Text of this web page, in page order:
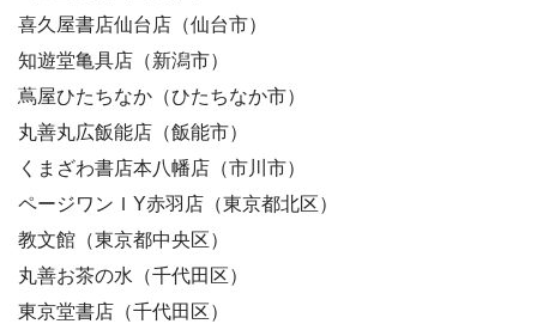
喜久屋書店仙台店（仙台市）
知遊堂亀具店（新潟市）
蔦屋ひたちなか（ひたちなか市）
丸善丸広飯能店（飯能市）
くまざわ書店本八幡店（市川市）
ページワンＩY赤羽店（東京都北区）
教文館（東京都中央区）
丸善お茶の水（千代田区）
東京堂書店（千代田区）